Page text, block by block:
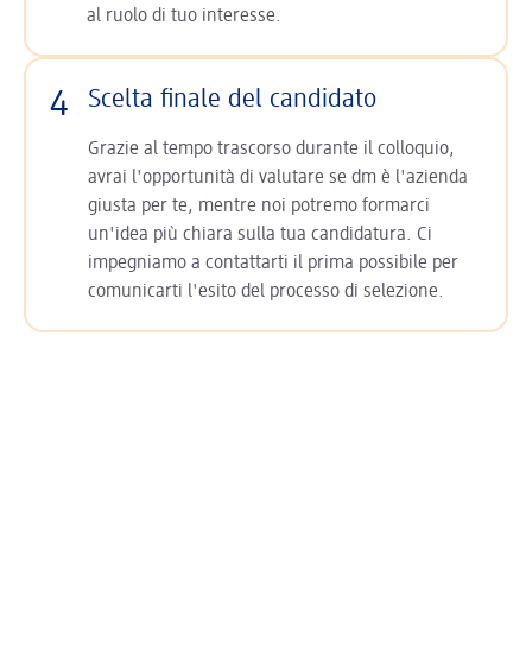
al ruolo di tuo interesse.
4 Scelta finale del candidato
Grazie al tempo trascorso durante il colloquio,
avrai l'opportunità di valutare se dm è l'azienda
giusta per te, mentre noi potremo formarci
un'idea più chiara sulla tua candidatura. Ci
impegniamo a contattarti il prima possibile per
comunicarti l'esito del processo di selezione.